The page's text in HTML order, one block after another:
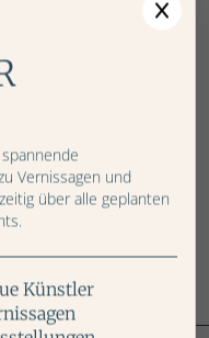
Vernissagen und
über alle geplanten
Künstler